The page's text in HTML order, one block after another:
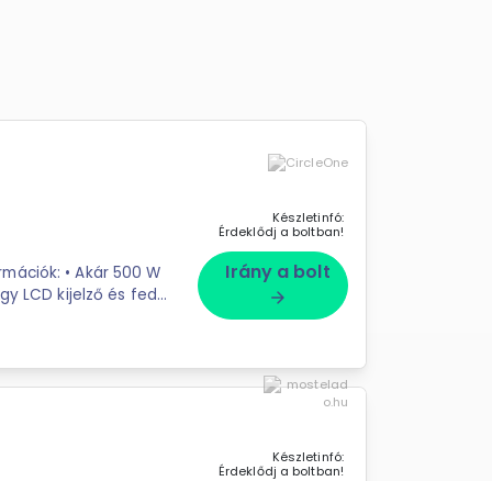
LCD kijelző és fedél
Készletinfó:
Érdeklődj a boltban!
Irány a bolt
arrow_forward
Készletinfó:
Érdeklődj a boltban!